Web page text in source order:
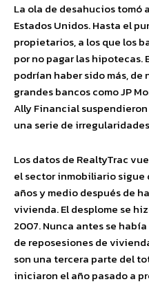
La ola de desahucios tomó
Estados Unidos. Hasta el
propietarios, a los que los
por no pagar las hipotecas.
podrían haber sido más, de
grandes bancos como JP
Ally Financial
una serie de
Los datos de RealtyTrac
el sector inmobiliario sigue
años y medio después de
vivienda. El desplome se
2007. Nunca antes se
de reposesiones de
son una tercera parte del
iniciaron el año pasado a